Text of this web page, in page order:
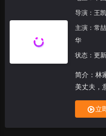
导演： 王凯
主演： 常
华
状态：更
简介：林
美丈夫，
（李艺 饰
妻子的面
立